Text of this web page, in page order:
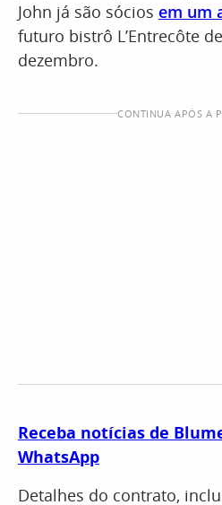
John já são sócios em um
futuro bistrô L’Entrecôte
dezembro.
CONTINUA APÓS A
Receba notícias de
WhatsApp
Detalhes do contrato,